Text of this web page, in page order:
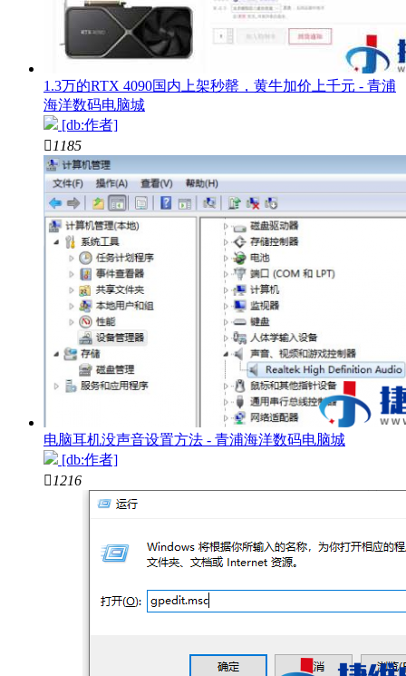
1.3万的RTX 4090国内上架秒罄，黄牛加价上千元 - 青浦
海洋数码电脑城
[db:作者]
 1185
电脑耳机没声音设置方法 - 青浦海洋数码电脑城
[db:作者]
 1216